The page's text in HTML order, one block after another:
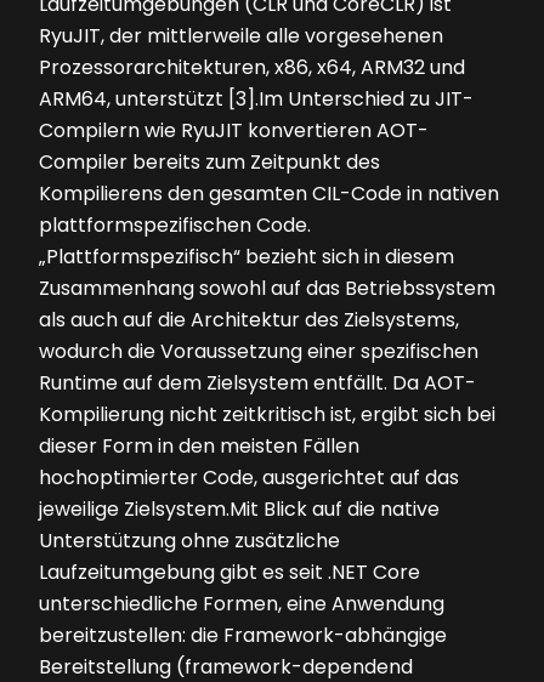
RyuJIT, der mittlerweile alle vorgesehenen
Prozessorarchitekturen, x86, x64, ARM32 und
ARM64, unterstützt [3].Im Unterschied zu JIT-
Compilern wie RyuJIT konvertieren AOT-
Compiler bereits zum Zeitpunkt des
Kompilierens den gesamten CIL-Code in nativen
plattformspezifischen Code.
„Plattformspezifisch“ bezieht sich in diesem
Zusammenhang sowohl auf das Betriebssystem
als auch auf die Architektur des Zielsystems,
wodurch die Voraussetzung einer spezifischen
Runtime auf dem Zielsystem entfällt. Da AOT-
Kompilierung nicht zeitkritisch ist, ergibt sich bei
dieser Form in den meisten Fällen
hochoptimierter Code, ausgerichtet auf das
jeweilige Zielsystem.Mit Blick auf die native
Unterstützung ohne zusätzliche
Laufzeitumgebung gibt es seit .NET Core
unterschiedliche Formen, eine Anwendung
bereitzustellen: die Framework-abhängige
Bereitstellung (framework-dependend